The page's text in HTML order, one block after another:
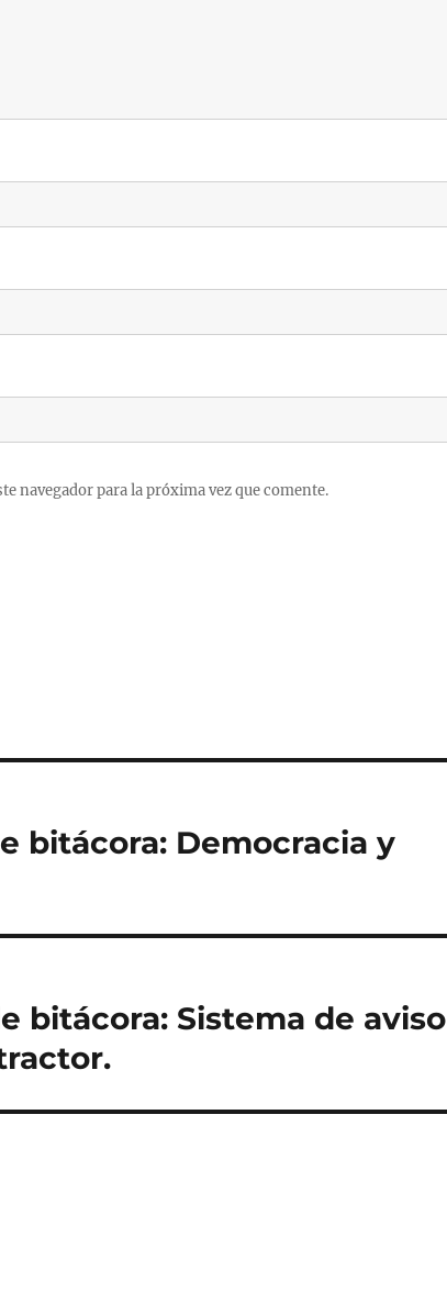
navegador para la próxima vez que comente.
bitácora: Democracia y
bitácora: Sistema de aviso